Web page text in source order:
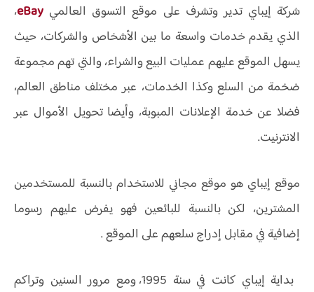
شركة إيباي تدير وتشرف على موقع التسوق العالمي eBay،
الذي يقدم خدمات واسعة ما بين الأشخاص والشركات، حيث
يسهل الموقع عليهم عمليات البيع والشراء، والتي تهم مجموعة
ضخمة من السلع وكذا الخدمات، عبر مختلف مناطق العالم،
فضلا عن خدمة الإعلانات المبوبة، وأيضا تحويل الأموال عبر
الانترنيت.
موقع إيباي هو موقع مجاني للاستخدام بالنسبة للمستخدمين
المشترين، لكن بالنسبة للبائعين فهو يفرض عليهم رسوما
إضافية في مقابل إدراج سلعهم على الموقع .
بداية إيباي كانت في سنة 1995، ومع مرور السنين وتراكم